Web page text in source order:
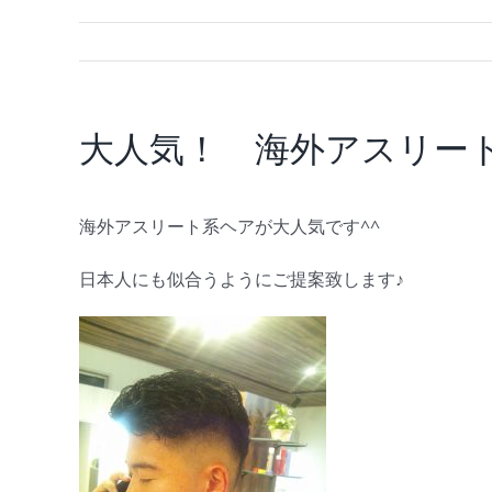
大人気！ 海外アスリー
海外アスリート系ヘアが大人気です^^
日本人にも似合うようにご提案致します♪